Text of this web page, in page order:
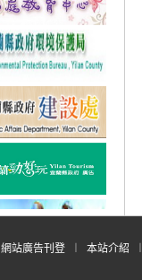
網站廣告刊登 本站介紹